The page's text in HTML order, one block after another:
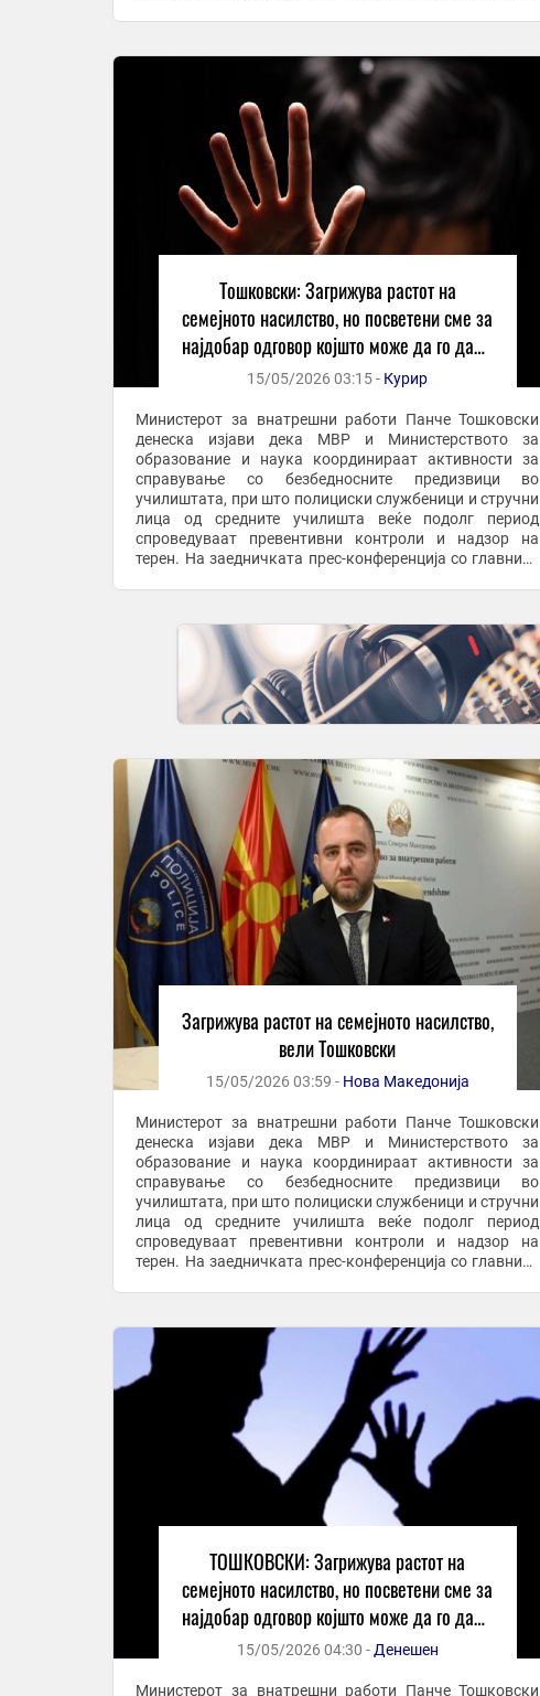
Тошковски: Загрижува растот на
семејното насилство, но посветени сме за
најдобар одговор којшто може да го даде
МВР
15/05/2026 03:15 - Курир
Министерот за внатрешни работи Панче Тошковски
денеска изјави дека МВР и Министерството за
образование и наука координираат активности за
справување со безбедносните предизвици во
училиштата, при што полициски службеници и стручни
лица од средните училишта веќе подолг период
спроведуваат превентивни контроли и надзор на
терен. На заедничката прес-конференција со главниот
Загрижува растот на семејното насилство,
вели Тошковски
15/05/2026 03:59 - Нова Македонија
Министерот за внатрешни работи Панче Тошковски
денеска изјави дека МВР и Министерството за
образование и наука координираат активности за
справување со безбедносните предизвици во
училиштата, при што полициски службеници и стручни
лица од средните училишта веќе подолг период
спроведуваат превентивни контроли и надзор на
терен. На заедничката прес-конференција со главниот
ТОШКОВСКИ: Загрижува растот на
семејното насилство, но посветени сме за
најдобар одговор којшто може да го даде
МВР
15/05/2026 04:30 - Денешен
Министерот за внатрешни работи Панче Тошковски